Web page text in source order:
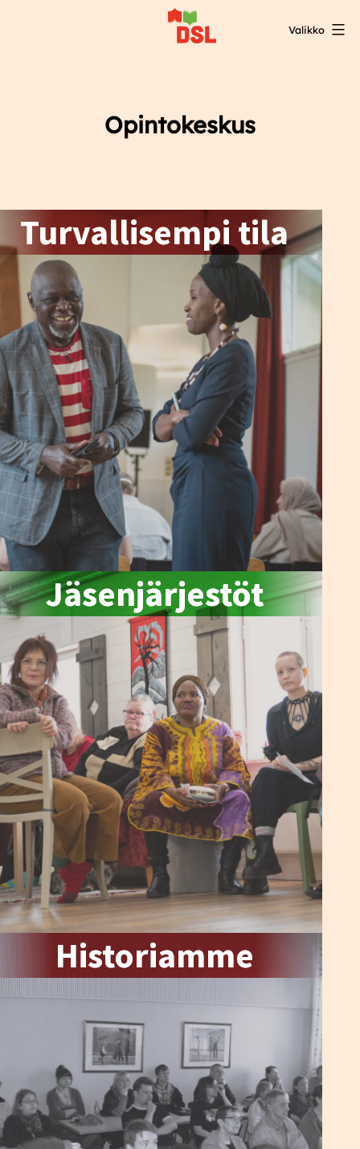
Valikko
Opintokeskus
Turvallisempi tila
Jäsenjärjestöt
Historiamme